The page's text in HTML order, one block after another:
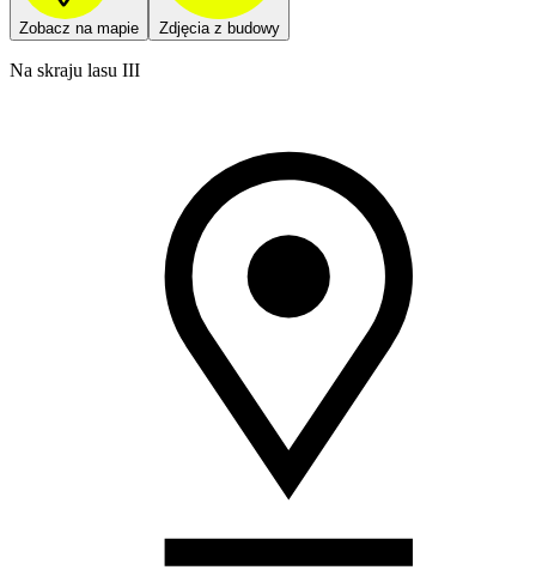
Zobacz na mapie Zdjęcia z budowy
Na skraju lasu III